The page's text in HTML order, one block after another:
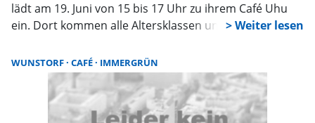
lädt am 19. Juni von 15 bis 17 Uhr zu ihrem Café Uhu
ein. Dort kommen alle Altersklassen unter Hundert
Kaffee und Kuchen und netten Gesprächen zu
verbringen. Die Anschrift lautet K21, Potts Kamp 10, in
Wunstorf.
WUNSTORF CAFÉ IMMERGRÜN